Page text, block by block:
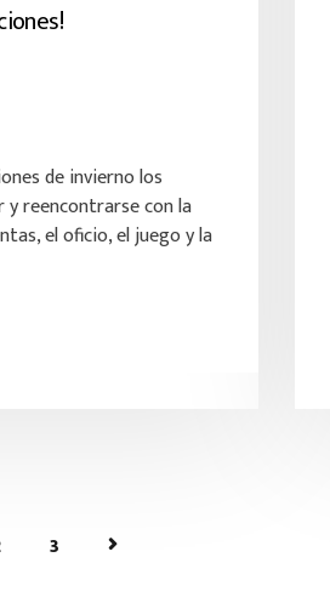
de invierno los
reencontrarse con la
el oficio, el juego y la
3